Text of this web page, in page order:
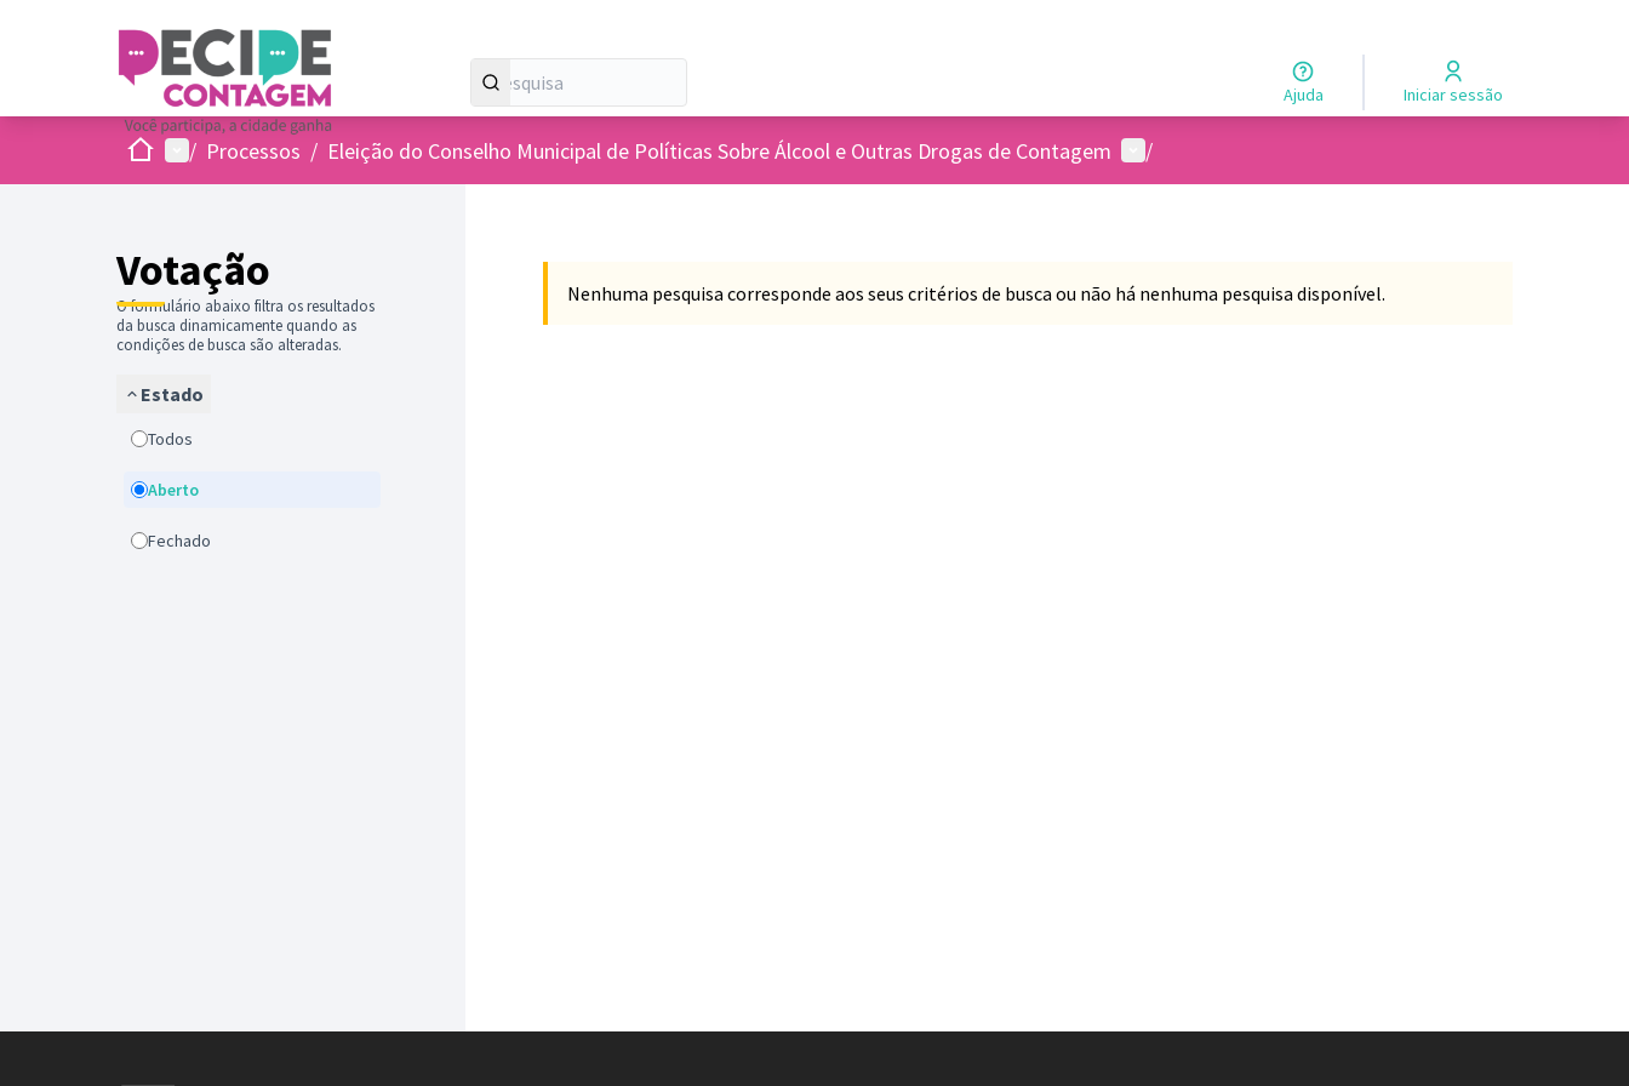
Ajuda Iniciar sessão
InicioMenu principal
/ Processos / Eleição do Conselho Municipal de Políticas Sobre Álcool e Outras Drogas de Contagem Menu de usuários
/
Votação
O formulário abaixo filtra os resultados
da busca dinamicamente quando as
condições de busca são alteradas.
Estado
Todos
Aberto
Fechado
Nenhuma pesquisa corresponde aos seus critérios de busca ou não há nenhuma pesquisa disponível.